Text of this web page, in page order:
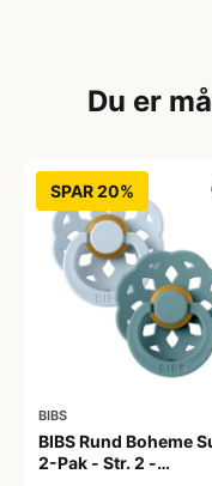
Du er
SPAR 20%
BIBS
BIBS Rund Boheme
2-Pak - Str. 2 -